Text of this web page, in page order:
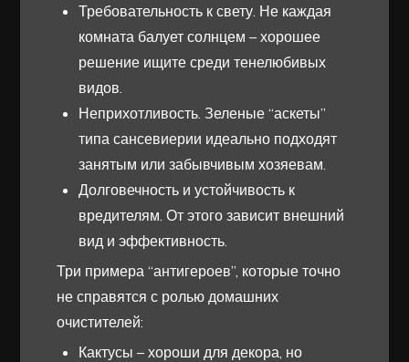
Требовательность к свету. Не каждая
комната балует солнцем – хорошее
решение ищите среди тенелюбивых
видов.
Неприхотливость. Зеленые “аскеты”
типа сансевиерии идеально подходят
занятым или забывчивым хозяевам.
Долговечность и устойчивость к
вредителям. От этого зависит внешний
вид и эффективность.
Три примера “антигероев”, которые точно
не справятся с ролью домашних
очистителей:
Кактусы – хороши для декора, но